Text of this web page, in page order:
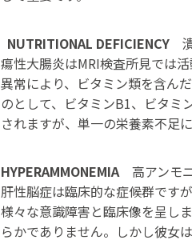
NUTRITIONAL DEFICIENCY
瘍性大腸炎はMRI検査所見では
異常により、ビタミン類を含ん
のとして、ビタミンB1、ビタミ
されますが、単一の栄養素不足
HYPERAMMONEMIA 高アンモ
肝性脳症は臨床的な症候群です
様々な意識障害と臨床像を呈し
らかでありません。しかし彼女